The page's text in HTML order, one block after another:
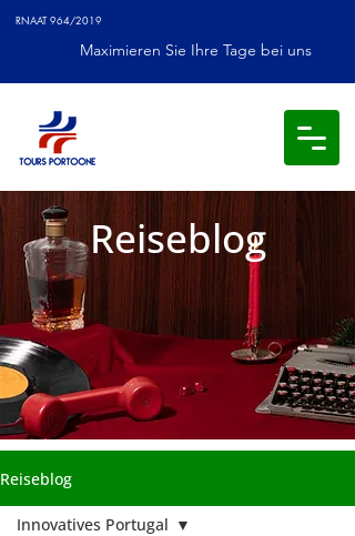
RNAAT 964/2019
Maximieren Sie Ihre Tage bei uns
Reiseblog
Reiseblog
Innovatives Portugal